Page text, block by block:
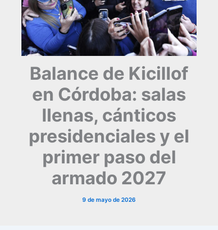
Balance de Kicillof
en Córdoba: salas
llenas, cánticos
presidenciales y el
primer paso del
armado 2027
9 de mayo de 2026